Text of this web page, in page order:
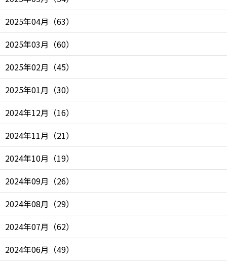
2025年04月 （63）
2025年03月 （60）
2025年02月 （45）
2025年01月 （30）
2024年12月 （16）
2024年11月 （21）
2024年10月 （19）
2024年09月 （26）
2024年08月 （29）
2024年07月 （62）
2024年06月 （49）